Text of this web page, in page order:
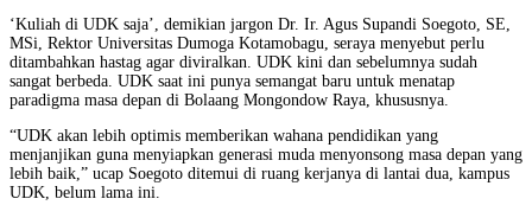
‘Kuliah di UDK saja’, demikian jargon Dr. Ir. Agus Supandi Soegoto, SE,
MSi, Rektor Universitas Dumoga Kotamobagu, seraya menyebut perlu
ditambahkan hastag agar diviralkan. UDK kini dan sebelumnya sudah
sangat berbeda. UDK saat ini punya semangat baru untuk menatap
paradigma masa depan di Bolaang Mongondow Raya, khususnya.
“UDK akan lebih optimis memberikan wahana pendidikan yang
menjanjikan guna menyiapkan generasi muda menyonsong masa depan yang
lebih baik,” ucap Soegoto ditemui di ruang kerjanya di lantai dua, kampus
UDK, belum lama ini.